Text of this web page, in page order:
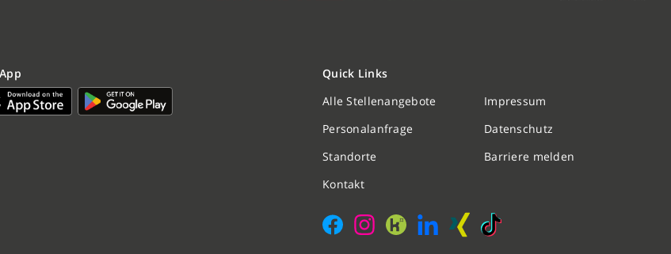
Nachricht schreiben
Personalanfrage
Quick Links
Alle Stellenangebote
Personalanfrage
Standorte
Kontakt
Impressum
Datenschutz
Barriere melden